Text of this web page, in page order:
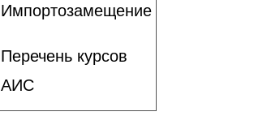
Импортозамещение
Перечень курсов
АИС